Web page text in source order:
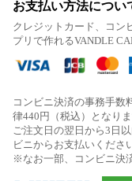
お支払い方法につい
クレジットカード、コン
プリで作れるVANDLE
コンビニ決済の事務手数
律440円（税込）となりま
ご注文日の翌日から3日
ビニからお支払いくださ
※なお一部、コンビニ決